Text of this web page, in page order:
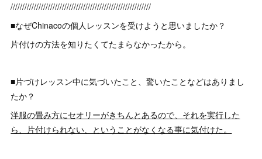
////////////////////////////////////////////////////////////
■なぜChinacoの個人レッスンを受けようと思いましたか？
片付けの方法を知りたくてたまらなかったから。
■片づけレッスン中に気づいたこと、驚いたことなどはありまし
たか？
洋服の畳み方にセオリーがきちんとあるので、それを実行した
ら、片付けられない、ということがなくなる事に気付けた。